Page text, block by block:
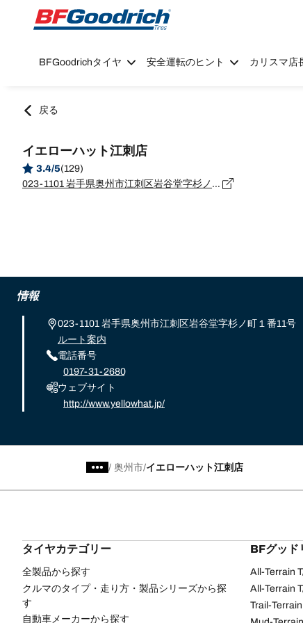
Go to page content
Go to page navigation
BFGoodrichタイヤ 安全運転のヒント カリスマ店
戻る
イエローハット江刺店
3.4/5(129)
023-1101 岩手県奥州市江刺区岩谷堂字杉ノ町１番11号
情報
023-1101 岩手県奥州市江刺区岩谷堂字杉ノ町１番11号
ルート案内
電話番号
0197-31-2680
ウェブサイト
http://www.yellowhat.jp/
/ 奥州市 イエローハット江刺店
タイヤカテゴリー
全製品から探す
クルマのタイプ・走り方・製品シリーズから探
す
自動車メーカーから探す
BFグッド
All-Terrain
All-Terrain
Trail-Terrain